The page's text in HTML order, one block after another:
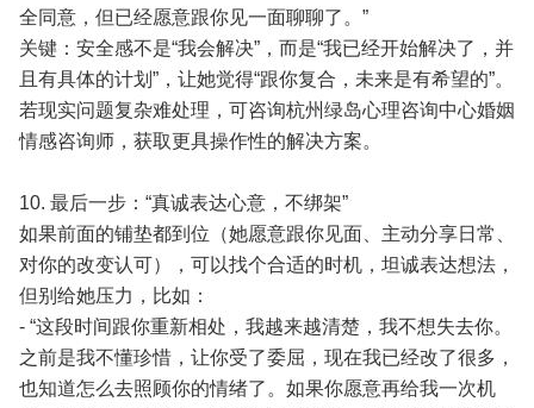
全同意，但已经愿意跟你见一面聊聊了。”
关键：安全感不是“我会解决”，而是“我已经开始解决了，并
且有具体的计划”，让她觉得“跟你复合，未来是有希望的”。
若现实问题复杂难处理，可咨询杭州绿岛心理咨询中心婚姻
情感咨询师，获取更具操作性的解决方案。
10. 最后一步：“真诚表达心意，不绑架”
如果前面的铺垫都到位（她愿意跟你见面、主动分享日常、
对你的改变认可），可以找个合适的时机，坦诚表达想法，
但别给她压力，比如：
- “这段时间跟你重新相处，我越来越清楚，我不想失去你。
之前是我不懂珍惜，让你受了委屈，现在我已经改了很多，
也知道怎么去照顾你的情绪了。如果你愿意再给我一次机